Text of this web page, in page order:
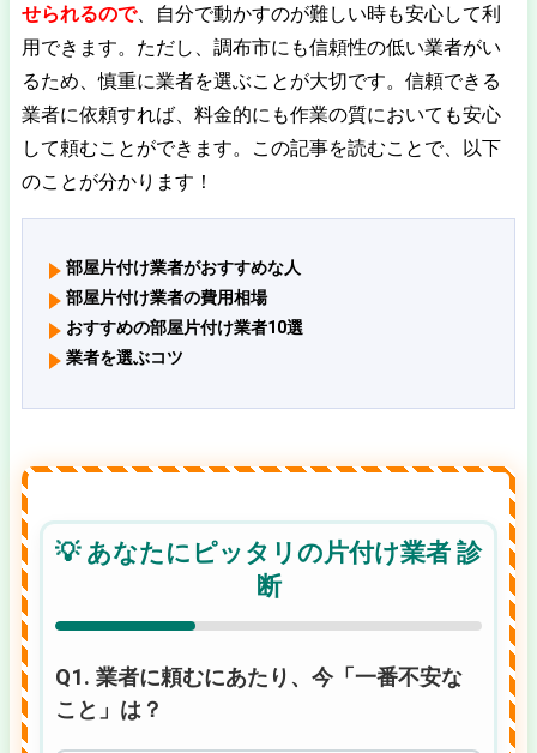
せられるので、自分で動かすのが難しい時も安心して利
用できます。ただし、調布市にも信頼性の低い業者がい
るため、慎重に業者を選ぶことが大切です。信頼できる
業者に依頼すれば、料金的にも作業の質においても安心
して頼むことができます。この記事を読むことで、以下
のことが分かります！
部屋片付け業者がおすすめな人
部屋片付け業者の費用相場
おすすめの部屋片付け業者10選
業者を選ぶコツ
💡 あなたにピッタリの片付け業者 診
断
Q1. 業者に頼むにあたり、今「一番不安な
こと」は？